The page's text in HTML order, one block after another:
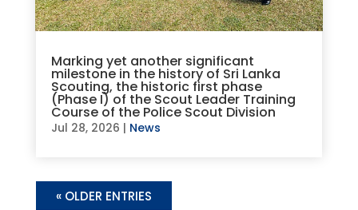
Marking yet another significant
milestone in the history of Sri Lanka
Scouting, the historic first phase
(Phase I) of the Scout Leader Training
Course of the Police Scout Division
Jul 28, 2026 | News
« OLDER ENTRIES